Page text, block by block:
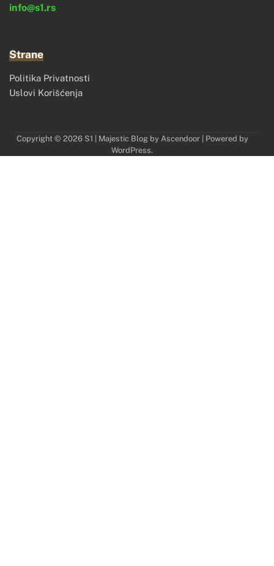
info@s1.rs
Strane
Politika Privatnosti
Uslovi Korišćenja
Copyright © 2026 S1 | Majestic Blog by Ascendoor| Powered by
WordPress.